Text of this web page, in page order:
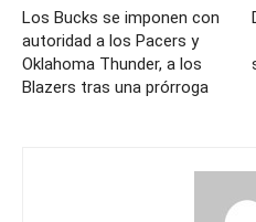
Los Bucks se imponen con
autoridad a los Pacers y
Oklahoma Thunder, a los
Blazers tras una prórroga